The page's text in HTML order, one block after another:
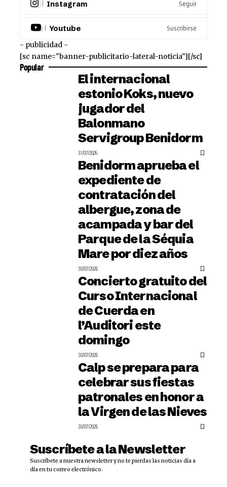
Instagram Seguir
Youtube Suscribirse
- publicidad -
[sc name="banner-publicitario-lateral-noticia"][/sc]
Popular
El internacional
estonio Koks, nuevo
jugador del
Balonmano
Servigroup Benidorm
31/07/2026
Benidorm aprueba el
expediente de
contratación del
albergue, zona de
acampada y bar del
Parque de la Séquia
Mare por diez años
30/07/2026
Concierto gratuito del
Curso Internacional
de Cuerda en
l’Auditori este
domingo
30/07/2026
Calp se prepara para
celebrar sus fiestas
patronales en honor a
la Virgen de las Nieves
30/07/2026
Suscríbete a la Newsletter
Suscríbete a nuestra newsletter y no te pierdas las noticias día a
día en tu correo electrónico.